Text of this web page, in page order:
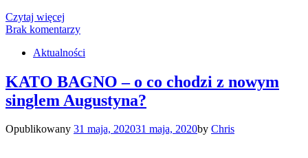
Czytaj więcej
Brak komentarzy
Aktualności
KATO BAGNO – o co chodzi z nowym
singlem Augustyna?
Opublikowany 31 maja, 202031 maja, 2020by Chris